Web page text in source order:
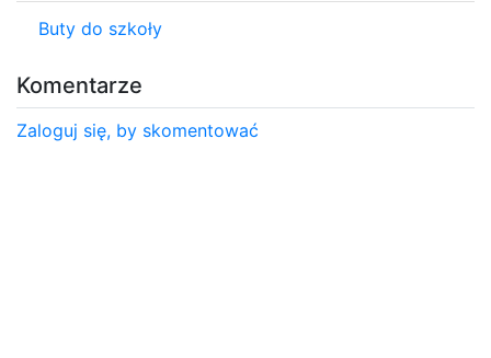
Buty do szkoły
Komentarze
Zaloguj się, by skomentować